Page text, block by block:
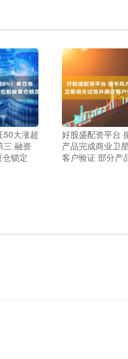
50大涨超
三 融资
锁定
好股盛配资平台
产品完成商业卫
客户验证 部分产